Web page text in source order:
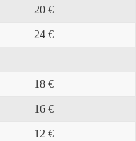
20 €
24 €
18 €
16 €
12 €